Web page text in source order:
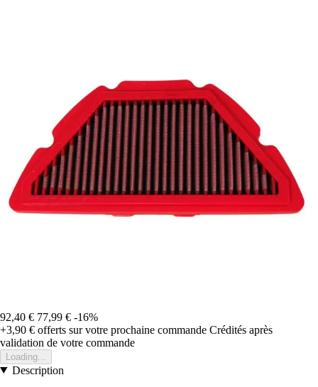
92,40 € 77,99 € -16%
+3,90 € offerts sur votre prochaine commande Crédités après
validation de votre commande
Loading...
Description